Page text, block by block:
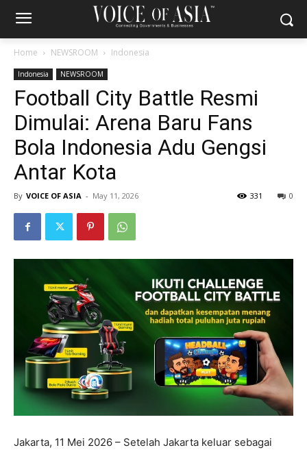
Home NEWSROOM Indonesia
Indonesia NEWSROOM
Football City Battle Resmi
Dimulai: Arena Baru Fans
Bola Indonesia Adu Gengsi
Antar Kota
By VOICE OF ASIA - May 11, 2026 0
331
Jakarta, 11 Mei 2026 – Setelah Jakarta keluar sebagai